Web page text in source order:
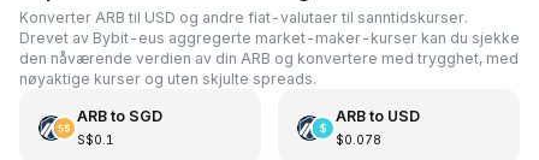
Konverter ARB til USD og andre fiat-valutaer til sanntidskurser.
Drevet av Bybit-eus aggregerte market-maker-kurser kan du sjekke
den nåværende verdien av din ARB og konvertere med trygghet, med
nøyaktige kurser og uten skjulte spreads.
ARBto SGD
S$0.1
ARBto USD
$0.078